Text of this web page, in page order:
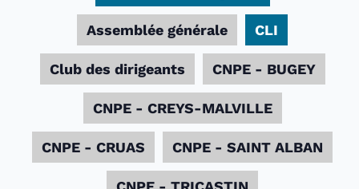
Assemblée générale CLI
Club des dirigeants CNPE - BUGEY
CNPE - CREYS-MALVILLE
CNPE - CRUAS CNPE - SAINT ALBAN